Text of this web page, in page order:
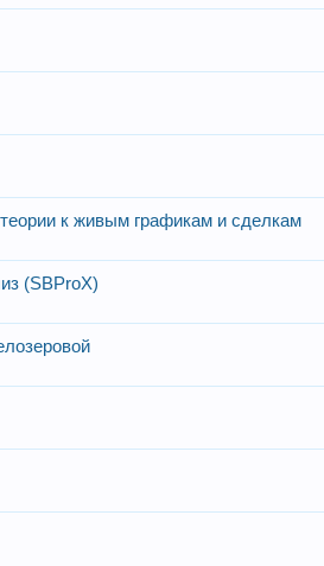
к живым графикам и сделкам
(SBProX)